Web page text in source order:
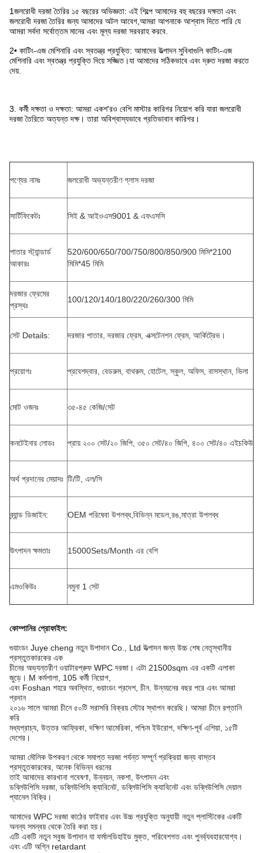
1জলরোধী দরজা তৈরির ১৫ বছরের অভিজ্ঞতা: এই শিল্পে আমাদের বহু বছরের দক্ষতা এবং
জলরোধী দরজা তৈরির জন্য আমাদের অটল আবেগ,আমরা আপনাকে আশ্বাস দিতে পারি যে
আমরা সর্বদা সর্বোত্তম মানের এবং মূল্য দরজা সরবরাহ করবে.
2• কাটিং-এজ মেশিনারি এবং স্বতন্ত্র প্রযুক্তি: আমাদের উত্পাদন সুবিধাগুলি কাটিং-এজ
মেশিনারি এবং স্বতন্ত্র প্রযুক্তি দিয়ে সজ্জিত।যা আমাদের সঠিকভাবে এবং দ্রুত দরজা করতে
দেয়.
3. কর্মী দক্ষতা ও দক্ষতা: আমরা একশ'রও বেশি মাস্টার কারিগর নিয়োগ করি যারা জলরোধী
দরজা তৈরিতে অত্যন্ত দক্ষ। তারা অবিশ্বাস্যভাবে প্রতিভাবান কারিগর।
পণ্যের নামঃ জলরোধী অভ্যন্তরীণ গ্লাস দরজা
সার্টিফিকেটঃ সিই & আইওএস9001 & এফএসসি
পাতার স্ট্যান্ডার্ড
আকারঃ
520/600/650/700/750/800/850/900 মিমি*2100
মিমি*45 মিমি
দরজার ফ্রেমের
প্রস্থঃ
100/120/140/180/220/260/300 মিমি
সেট Details: দরজার পাতার, দরজার ফ্রেম, এক্সটেনশন ফ্রেম, আর্কিট্রেভ।
প্রয়োগঃ প্রবেশদ্বার, বেডরুম, বাথরুম, হোটেল, স্কুল, অফিস, বাসস্থান, ভিলা
মোট ওজনঃ ৩৫-৪৫ কেজি/সেট
কনটেইনার লোডঃ প্রায় ২০০ সেট/২০ জিপি, ৩৫০ সেট/৪০ জিপি, ৪০০ সেট/৪০ এইচকিউ
অর্থ প্রদানের মেয়াদঃ টি/টি, এল/সি
ব্র্যান্ড ডিজাইন: OEM পরিষেবা উপলব্ধ,বিভিন্ন মডেল,রঙ,মাত্রা উপলব্ধ
উৎপাদন ক্ষমতাঃ 15000Sets/Month এর বেশি
এমওকিউঃ নমুনা 1 সেট
কোম্পানির প্রোফাইল:
গুয়াংডং Juye cheng নতুন উপাদান Co., Ltd উত্পাদন জন্য উচ্চ শেষ নেতৃস্থানীয়
প্রস্তুতকারকের এক
চীনের অভ্যন্তরীণ ওয়াটারপ্রুফ WPC দরজা। এটা 21500sqm এর একটি এলাকা
জুড়ে। M কর্মশালা, 105 কর্মী নিয়োগ,
এবং Foshan শহরে অবস্থিত, গুয়াংডং প্রদেশ, চীন. উন্নয়নের বছর পরে এবং আমরা
প্রদান
২০১৬ সালে আমরা চীনে ৫০টি সরাসরি বিক্রয় স্টোর স্থাপন করেছি। আমরা চীনে রপ্তানি
করি
মধ্যপ্রাচ্য, উত্তর আফ্রিকা, দক্ষিণ আমেরিকা, পশ্চিম ইউরোপ, দক্ষিণ-পূর্ব এশিয়া, ১৫টি
দেশের।
আমরা মৌলিক উপকরণ থেকে সমাপ্ত দরজা পর্যন্ত সম্পূর্ণ প্রক্রিয়া জন্য বাস্তব
প্রস্তুতকারকের, অনেক বিভিন্ন ধরনের
তাই আমাদের কারখানা গবেষণা, উন্নয়ন, নকশা, উৎপাদন এবং
ডব্লিউপিসি দরজা, ডব্লিউপিসি ক্যাবিনেট, ডব্লিউপিসি ক্যাবিনেট এবং ডব্লিউপিসি দেয়াল
প্যানেল বিক্রি।
আমাদের WPC দরজা কাঠের ফাইবার এবং উচ্চ প্রযুক্তি অনুযায়ী নতুন প্লাস্টিকের একটি
অনন্য সমন্বয় থেকে তৈরি করা হয়।
এটি একটি নতুন সবুজ উপাদান যা ফর্মালডিহাইড মুক্ত, পরিবেশগত এবং পুনর্ব্যবহারযোগ্য।
এবং এটি অগ্নি retardant